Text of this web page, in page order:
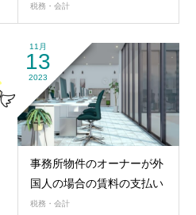
税務・会計
11月
13
2023
事務所物件のオーナーが外
国人の場合の賃料の支払い
税務・会計